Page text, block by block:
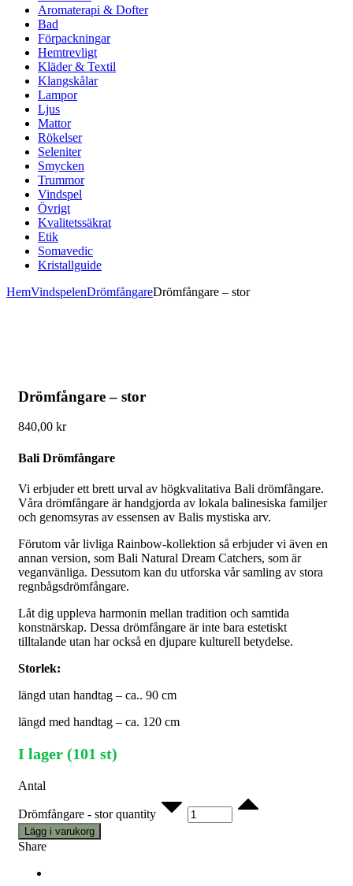
Aromaterapi & Dofter
Bad
Förpackningar
Hemtrevligt
Kläder & Textil
Klangskålar
Lampor
Ljus
Mattor
Rökelser
Seleniter
Smycken
Trummor
Vindspel
Övrigt
Kvalitetssäkrat
Etik
Somavedic
Kristallguide
HemVindspelenDrömfångareDrömfångare – stor
Drömfångare – stor
840,00 kr
Bali Drömfångare
Vi erbjuder ett brett urval av högkvalitativa Bali drömfångare.
Våra drömfångare är handgjorda av lokala balinesiska familjer
och genomsyras av essensen av Balis mystiska arv.
Förutom vår livliga Rainbow-kollektion så erbjuder vi även en
annan version, som Bali Natural Dream Catchers, som är
veganvänliga. Dessutom kan du utforska vår samling av stora
regnbågsdrömfångare.
Låt dig uppleva harmonin mellan tradition och samtida
konstnärskap. Dessa drömfångare är inte bara estetiskt
tilltalande utan har också en djupare kulturell betydelse.
Storlek:
längd utan handtag – ca.. 90 cm
längd med handtag – ca. 120 cm
I lager (101 st)
Antal
Drömfångare - stor quantity
Lägg i varukorg
Share